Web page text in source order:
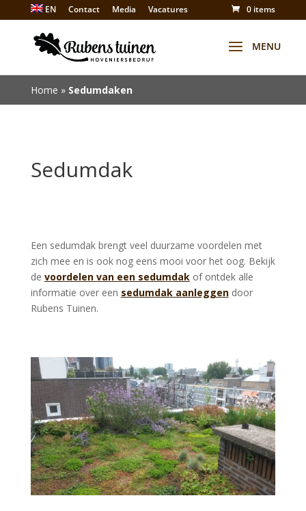
EN Contact Media
Vacatures
Winkel
0 items
Home » Sedumdaken
Sedumdak
Een sedumdak brengt veel duurzame voordelen met
zich mee en is ook nog eens mooi voor het oog. Bekijk
de voordelen van een sedumdakof ontdek alle
informatie over een sedumdakaanleggendoor
Rubens Tuinen.